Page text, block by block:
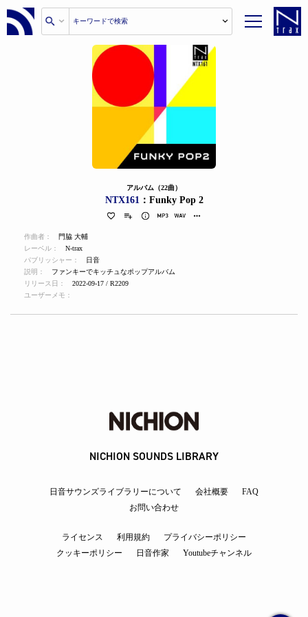
アルバム（22曲）
NTX161：Funky Pop 2
作曲者：
門脇 大輔
レーベル：
N-trax
パブリッシャー：
日音
説明：
ファンキーでキッチュなポップアルバム
リリース日：
2022-09-17 / R2209
ユーザーメモ：
NICHION SOUNDS LIBRARY
日音サウンズライブラリーについて 会社概要
FAQ
お問い合わせ
ライセンス 利用規約
プライバシーポリシー
クッキーポリシー
日音作家 Youtubeチャンネル